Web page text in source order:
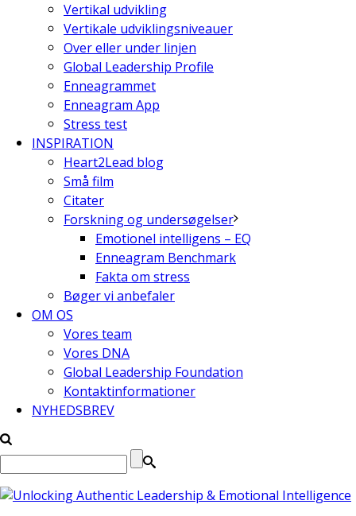
Vertikal udvikling
Vertikale udviklingsniveauer
Over eller under linjen
Global Leadership Profile
Enneagrammet
Enneagram App
Stress test
INSPIRATION
Heart2Lead blog
Små film
Citater
Forskning og undersøgelser
Emotionel intelligens – EQ
Enneagram Benchmark
Fakta om stress
Bøger vi anbefaler
OM OS
Vores team
Vores DNA
Global Leadership Foundation
Kontaktinformationer
NYHEDSBREV